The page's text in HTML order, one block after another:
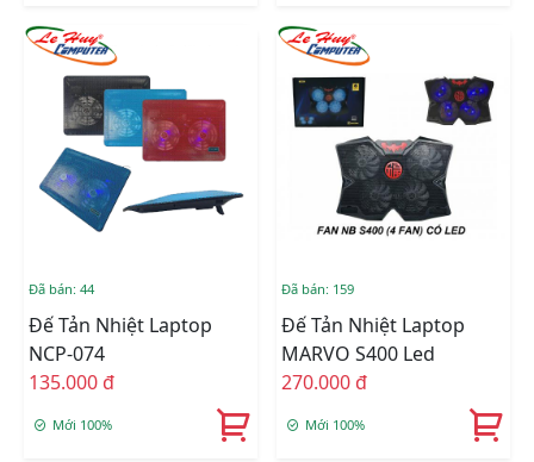
Đã bán: 44
Đế Tản Nhiệt Laptop
NCP-074
135.000 đ
Mới 100%
Đã bán: 159
Đế Tản Nhiệt Laptop
MARVO S400 Led
270.000 đ
Mới 100%